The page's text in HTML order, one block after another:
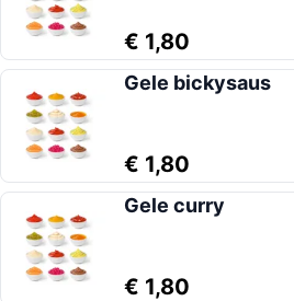
€ 1,80
Gele bickysaus
€ 1,80
Gele curry
€ 1,80